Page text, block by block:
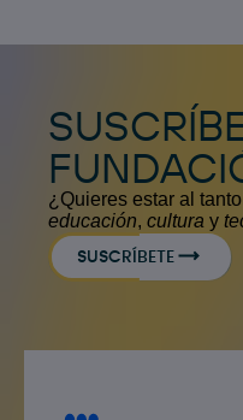
¿Quieres estar al
educación, cultura y
SUSCRÍBETE